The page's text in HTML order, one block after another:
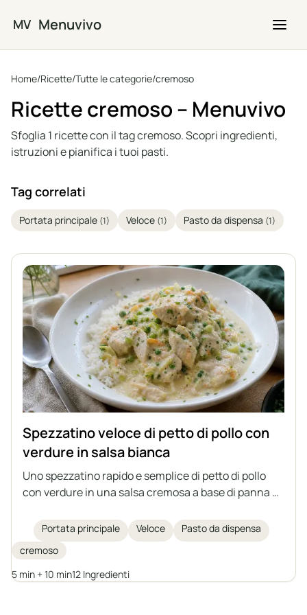
MV Menuvivo
Home/Ricette/Tutte le categorie/cremoso
Ricette cremoso – Menuvivo
Sfoglia 1 ricette con il tag cremoso. Scopri ingredienti,
istruzioni e pianifica i tuoi pasti.
Tag correlati
Portata principale (1) Veloce (1) Pasto da dispensa (1)
Spezzatino veloce di petto di pollo con
verdure in salsa bianca
Uno spezzatino rapido e semplice di petto di pollo
con verdure in una salsa cremosa a base di panna e
da servire con riso, pasta o patate.
Portata principale Veloce
Pasto da dispensa
cremoso
5 min + 10 min12 Ingredienti